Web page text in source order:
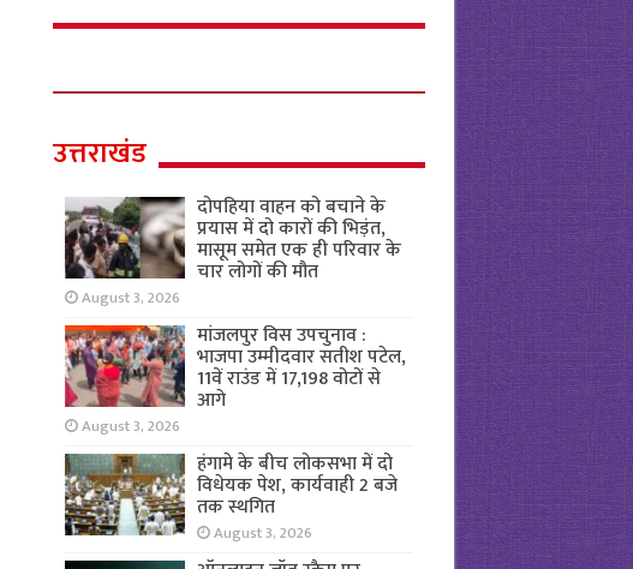
उत्तराखंड
दोपहिया वाहन को बचाने के
प्रयास में दो कारों की भिड़ंत,
मासूम समेत एक ही परिवार के
चार लोगों की मौत
August 3, 2026
मांजलपुर विस उपचुनाव :
भाजपा उम्मीदवार सतीश पटेल,
11वें राउंड में 17,198 वोटों से
आगे
August 3, 2026
हंगामे के बीच लोकसभा में दो
विधेयक पेश, कार्यवाही 2 बजे
तक स्थगित
August 3, 2026